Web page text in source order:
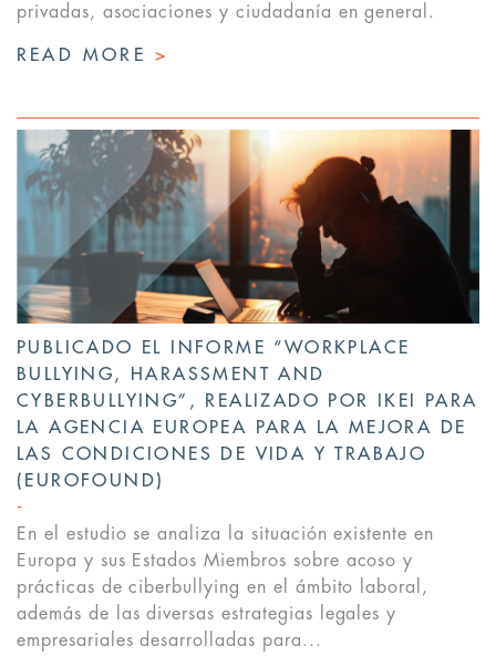
privadas, asociaciones y ciudadanía en general.
READ MORE >
PUBLICADO EL INFORME “WORKPLACE
BULLYING, HARASSMENT AND
CYBERBULLYING”, REALIZADO POR IKEI PARA
LA AGENCIA EUROPEA PARA LA MEJORA DE
LAS CONDICIONES DE VIDA Y TRABAJO
(EUROFOUND)
En el estudio se analiza la situación existente en
Europa y sus Estados Miembros sobre acoso y
prácticas de ciberbullying en el ámbito laboral,
además de las diversas estrategias legales y
empresariales desarrolladas para...